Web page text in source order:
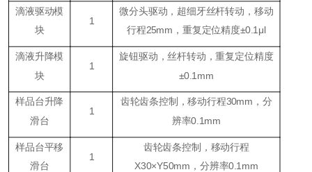
滴液驱动模
块
1
微分头驱动，超细牙丝杆转动，移动
行程25mm，重复定位精度±0.1μl
滴液升降模
块
1
旋钮驱动，丝杆转动，重复定位精度
±0.1mm
样品台升降
滑台
1
齿轮齿条控制，移动行程30mm，分
辨率0.1mm
样品台平移
滑台
1
齿轮齿条控制，移动行程
X30×Y50mm，分辨率0.1mm